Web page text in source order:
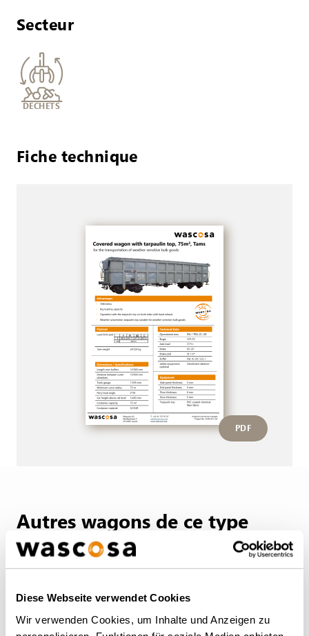
Diese Webseite verwendet Cookies
Wir verwenden Cookies, um Inhalte und Anzeigen zu
Secteur
DÉCHETS
Fiche technique
PDF
Autres wagons de ce type
RETOUR À L'APERÇU